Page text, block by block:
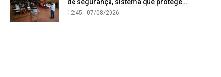
de segurança, sistema que protege...
12:45 - 07/08/2026